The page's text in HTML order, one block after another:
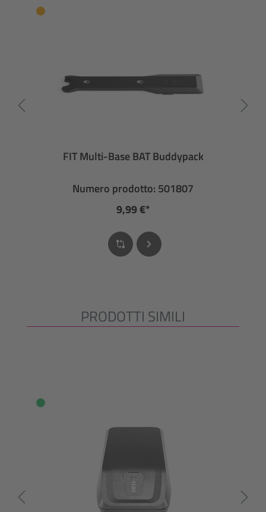
FIT Multi-Base BAT Buddypack
Numero prodotto: 501807
9,99 €*
Salta la galleria dei prodotti
PRODOTTI SIMILI